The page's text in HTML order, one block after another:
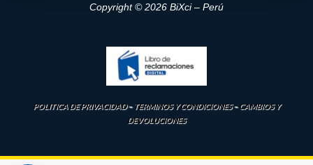
Copyright © 2026 BiXci – Perú
POLITICA DE PRIVACIDAD–TERMINOS Y CONDICIONES–CAMBIOS Y
DEVOLUCIONES